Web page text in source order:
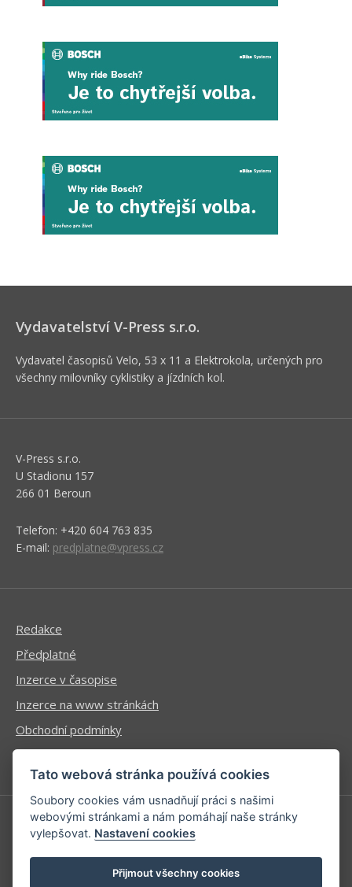
Vydavatelství V-Press s.r.o.
Vydavatel časopisů Velo, 53 x 11 a Elektrokola, určených pro
všechny milovníky cyklistiky a jízdních kol.
V-Press s.r.o.
U Stadionu 157
266 01 Beroun
Telefon: +420 604 763 835
E-mail: predplatne@vpress.cz
Redakce
Předplatné
Inzerce v časopise
Inzerce na www stránkách
Obchodní podmínky
Ochrana osobních údajů
Příhlášení | Registrace
Kontaktní informace
Tato webová stránka používá cookies
Soubory cookies vám usnadňují práci s našimi
webovými stránkami a nám pomáhají naše stránky
vylepšovat. Nastavení cookies
Přijmout všechny cookies